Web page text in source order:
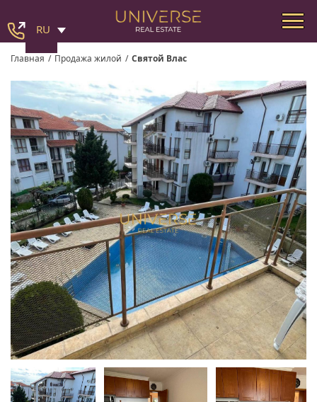
RU
Главная / Продажа жилой / Святой Влас